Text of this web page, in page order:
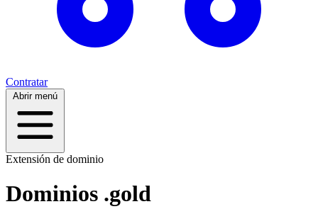
Contratar
Abrir menú
Extensión de dominio
Dominios .gold